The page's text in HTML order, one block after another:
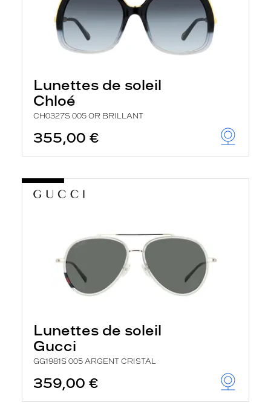
Lunettes de soleil
Chloé
CH0327S 005 OR BRILLANT
355,00 €
Lunettes de soleil
Gucci
GG1981S 005 ARGENT CRISTAL
359,00 €